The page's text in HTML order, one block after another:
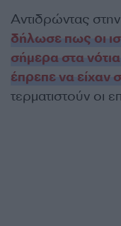
Αντιδρώντας
δήλωσε πως οι
σήμερα στα
έπρεπε να είχαν
τερματιστούν οι